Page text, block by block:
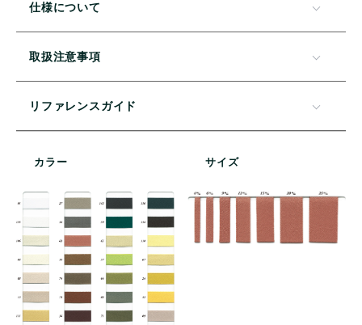
仕様について
取扱注意事項
リファレンスガイド
カラー サイズ